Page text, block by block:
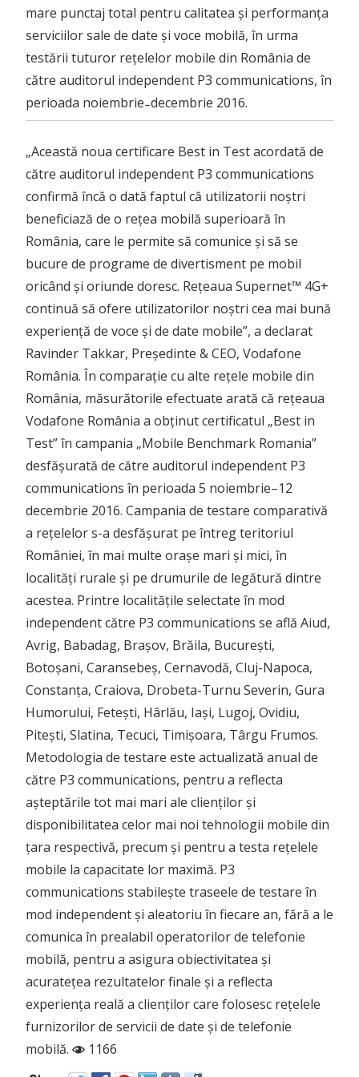
mare punctaj total pentru calitatea și performanța
serviciilor sale de date și voce mobilă, în urma
testării tuturor rețelelor mobile din România de
către auditorul independent P3 communications, în
perioada noiembrie ̵ decembrie 2016.
„Această noua certificare Best in Test acordată de
către auditorul independent P3 communications
confirmă încă o dată faptul că utilizatorii noștri
beneficiază de o rețea mobilă superioară în
România, care le permite să comunice și să se
bucure de programe de divertisment pe mobil
oricând și oriunde doresc. Rețeaua Supernet™ 4G+
continuă să ofere utilizatorilor noștri cea mai bună
experiență de voce și de date mobile”, a declarat
Ravinder Takkar, Președinte & CEO, Vodafone
România. În comparație cu alte rețele mobile din
România, măsurătorile efectuate arată că rețeaua
Vodafone România a obținut certificatul „Best in
Test” în campania „Mobile Benchmark Romania”
desfășurată de către auditorul independent P3
communications în perioada 5 noiembrie–12
decembrie 2016. Campania de testare comparativă
a rețelelor s-a desfășurat pe întreg teritoriul
României, în mai multe orașe mari și mici, în
localități rurale și pe drumurile de legătură dintre
acestea. Printre localitățile selectate în mod
independent către P3 communications se află Aiud,
Avrig, Babadag, Brașov, Brăila, București,
Botoșani, Caransebeș, Cernavodă, Cluj-Napoca,
Constanța, Craiova, Drobeta-Turnu Severin, Gura
Humorului, Fetești, Hârlău, Iași, Lugoj, Ovidiu,
Pitești, Slatina, Tecuci, Timișoara, Târgu Frumos.
Metodologia de testare este actualizată anual de
către P3 communications, pentru a reflecta
așteptările tot mai mari ale clienților și
disponibilitatea celor mai noi tehnologii mobile din
țara respectivă, precum și pentru a testa rețelele
mobile la capacitate lor maximă. P3
communications stabilește traseele de testare în
mod independent și aleatoriu în fiecare an, fără a le
comunica în prealabil operatorilor de telefonie
mobilă, pentru a asigura obiectivitatea și
acuratețea rezultatelor finale și a reflecta
experiența reală a clienților care folosesc rețelele
furnizorilor de servicii de date și de telefonie
mobilă.
1166